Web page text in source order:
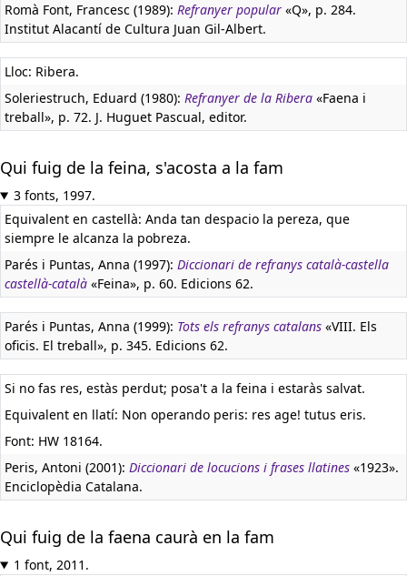
Romà Font, Francesc (1989): Refranyer popular «Q», p. 284.
Institut Alacantí de Cultura Juan Gil-Albert.
Lloc: Ribera.
Soleriestruch, Eduard (1980): Refranyer de la Ribera «Faena i
treball», p. 72. J. Huguet Pascual, editor.
Qui fuig de la feina, s'acosta a la fam
3 fonts, 1997.
Equivalent en castellà: Anda tan despacio la pereza, que
siempre le alcanza la pobreza.
Parés i Puntas, Anna (1997): Diccionari de refranys català-castella
castellà-català «Feina», p. 60. Edicions 62.
Parés i Puntas, Anna (1999): Tots els refranys catalans «VIII. Els
oficis. El treball», p. 345. Edicions 62.
Si no fas res, estàs perdut; posa't a la feina i estaràs salvat.
Equivalent en llatí: Non operando peris: res age! tutus eris.
Font: HW 18164.
Peris, Antoni (2001): Diccionari de locucions i frases llatines «1923».
Enciclopèdia Catalana.
Qui fuig de la faena caurà en la fam
1 font, 2011.